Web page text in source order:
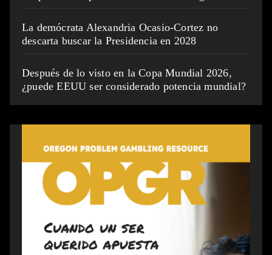
La demócrata Alexandria Ocasio-Cortez no
descarta buscar la Presidencia en 2028
Después de lo visto en la Copa Mundial 2026,
¿puede EEUU ser considerado potencia mundial?